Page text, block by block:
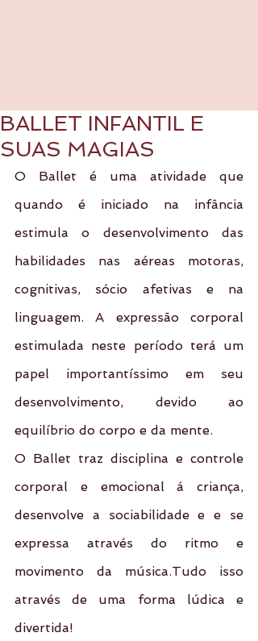
BALLET INFANTIL E
SUAS MAGIAS
O Ballet é uma atividade que
quando é iniciado na infância
estimula o desenvolvimento das
habilidades nas aéreas motoras,
cognitivas, sócio afetivas e na
linguagem. A expressão corporal
estimulada neste período terá um
papel importantíssimo em seu
desenvolvimento, devido ao
equilíbrio do corpo e da mente.
O Ballet traz disciplina e controle
corporal e emocional á criança,
desenvolve a sociabilidade e e se
expressa através do ritmo e
movimento da música.Tudo isso
através de uma forma lúdica e
divertida!